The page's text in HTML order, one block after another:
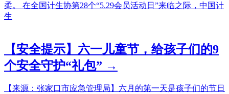
柔。 在全国计生协第28个“5.29会员活动日”来临之际，中国计
生
【安全提示】六一儿童节，给孩子们的9
个安全守护“礼包” →
【来源：张家口市应急管理局】六月的第一天是孩子们的节日